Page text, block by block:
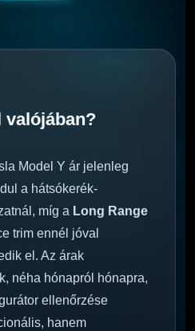
valójában?
Model Y ár jelenleg
a hátsókerék-
míg a Long Range
trim ennél jóval
el. Az árak
néha hónapról hónapra,
ellenőrzése
hanem